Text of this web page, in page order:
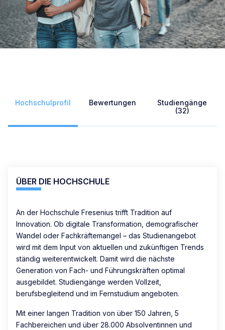
Hochschulprofil Bewertungen
Studiengänge
(32)
ÜBER DIE HOCHSCHULE
An der Hochschule Fresenius trifft Tradition auf
Innovation. Ob digitale Transformation, demografischer
Wandel oder Fachkräftemangel – das Studienangebot
wird mit dem Input von aktuellen und zukünftigen Trends
ständig weiterentwickelt. Damit wird die nächste
Generation von Fach- und Führungskräften optimal
ausgebildet. Studiengänge werden Vollzeit,
berufsbegleitend und im Fernstudium angeboten.
Mit einer langen Tradition von über 150 Jahren, 5
Fachbereichen und über 28.000 Absolventinnen und